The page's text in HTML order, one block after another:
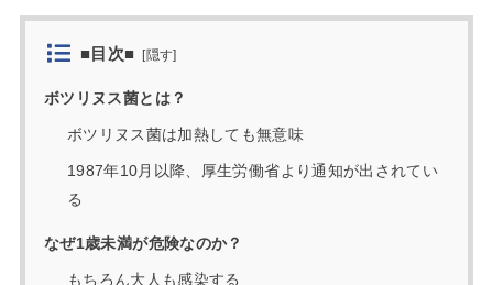
■目次■ [隠す]
ボツリヌス菌とは？
ボツリヌス菌は加熱しても無意味
1987年10月以降、厚生労働省より通知が出されてい
る
なぜ1歳未満が危険なのか？
もちろん大人も感染する